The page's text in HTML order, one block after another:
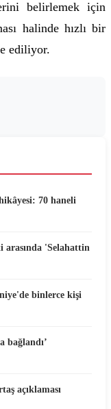
belirlemek için
halinde hızlı bir
ediliyor.
70 haneli
'Selahattin
binlerce kişi
bağlandı’
açıklaması